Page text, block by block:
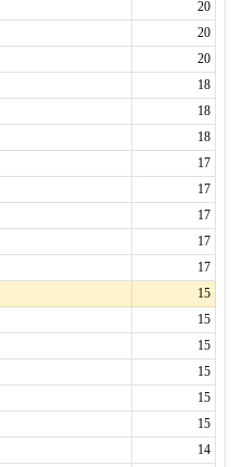
20
20
20
18
18
18
17
17
17
17
17
15
15
15
15
15
15
14